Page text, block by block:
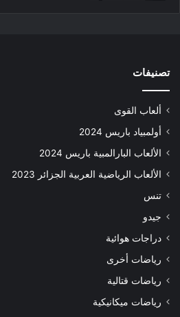
تصنيفات
ألعاب القوى
أولمبياد باريس 2024
الألعاب البارالمبية باريس 2024
الألعاب الرياضية العربية الجزائر 2023
تنس
جيدو
دراجات هوائية
رياضات أخرى
رياضات قتالية
رياضات ميكانيكية